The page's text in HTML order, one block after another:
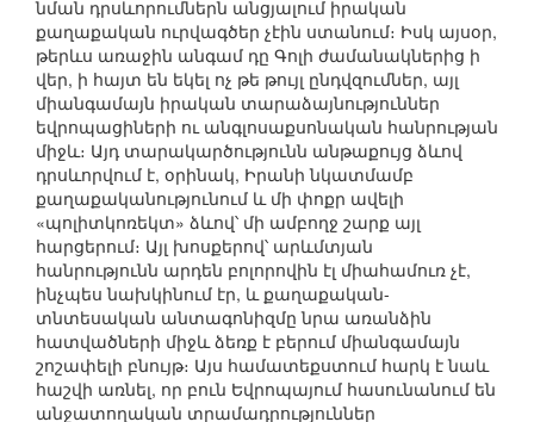
նման դրսևորումներն անցյալում իրական
քաղաքական ուրվագծեր չէին ստանում։ Իսկ այսօր,
թերևս առաջին անգամ դը Գոլի ժամանակներից ի
վեր, ի հայտ են եկել ոչ թե թույլ ընդվզումներ, այլ
միանգամայն իրական տարաձայնություններ
եվրոպացիների ու անգլոսաքսոնական հանրության
միջև։ Այդ տարակարծությունն անթաքույց ձևով
դրսևորվում է, օրինակ, Իրանի նկատմամբ
քաղաքականությունում և մի փոքր ավելի
«պոլիտկոռեկտ» ձևով՝ մի ամբողջ շարք այլ
հարցերում։ Այլ խոսքերով՝ արևմտյան
հանրությունն արդեն բոլորովին էլ միահամուռ չէ,
ինչպես նախկինում էր, և քաղաքական-
տնտեսական անտագոնիզմը նրա առանձին
հատվածների միջև ձեռք է բերում միանգամայն
շոշափելի բնույթ։ Այս համատեքստում հարկ է նաև
հաշվի առնել, որ բուն Եվրոպայում հասունանում են
անջատողական տրամադրություններ